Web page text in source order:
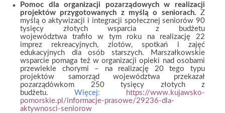
Pomoc dla organizacji pozarządowych w realizacji
projektów przygotowanych z myślą o seniorach. Z
myślą o aktywizacji i integracji społecznej seniorów 90
tysięcy złotych wsparcia z budżetu
województwa trafiło w tym roku na realizację 22
imprez rekreacyjnych, zlotów, spotkań i zajęć
edukacyjnych dla osób starszych. Marszałkowskie
wsparcie pomaga też w organizacji opieki nad osobami
przewlekle chorymi – na realizację 20 tego typu
projektów samorząd województwa przekazał
pozarządówkom 250 tysięcy złotych z
budżetu. Więcej:
https://www.kujawsko-
pomorskie.pl/informacje-prasowe/29236-dla-
aktywnosci-seniorow